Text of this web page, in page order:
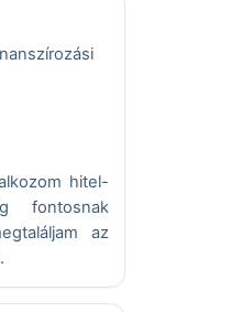
hitel-
fontosnak
az